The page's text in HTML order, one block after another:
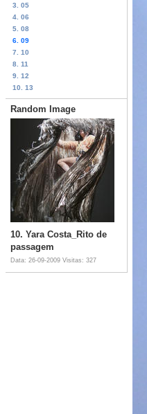
3. 05
4. 06
5. 08
6. 09
7. 10
8. 11
9. 12
10. 13
Random Image
10. Yara Costa_Rito de
passagem
Data: 26-09-2009 Visitas: 327